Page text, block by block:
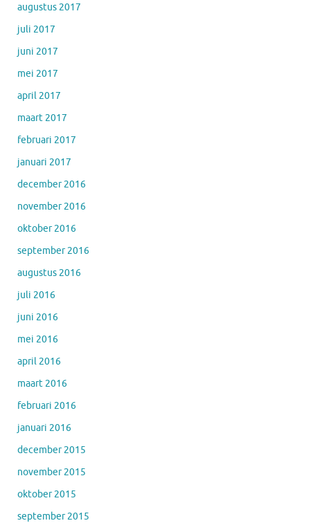
augustus 2017
juli 2017
juni 2017
mei 2017
april 2017
maart 2017
februari 2017
januari 2017
december 2016
november 2016
oktober 2016
september 2016
augustus 2016
juli 2016
juni 2016
mei 2016
april 2016
maart 2016
februari 2016
januari 2016
december 2015
november 2015
oktober 2015
september 2015